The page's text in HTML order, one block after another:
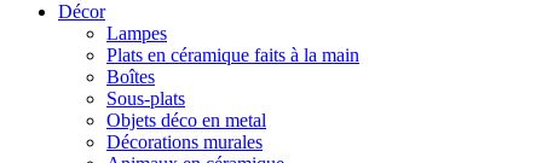
Décor
Lampes
Plats en céramique faits à la main
Boîtes
Sous-plats
Objets déco en metal
Décorations murales